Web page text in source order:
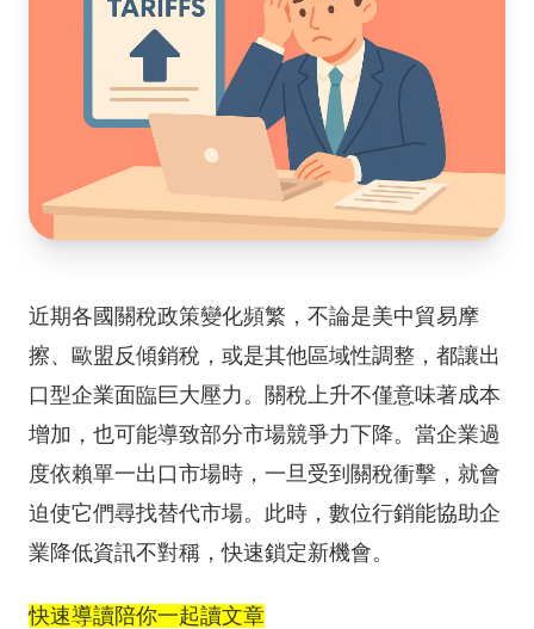
近期各國關稅政策變化頻繁，不論是美中貿易摩
擦、歐盟反傾銷稅，或是其他區域性調整，都讓出
口型企業面臨巨大壓力。關稅上升不僅意味著成本
增加，也可能導致部分市場競爭力下降。當企業過
度依賴單一出口市場時，一旦受到關稅衝擊，就會
迫使它們尋找替代市場。此時，數位行銷能協助企
業降低資訊不對稱，快速鎖定新機會。
快速導讀陪你一起讀文章